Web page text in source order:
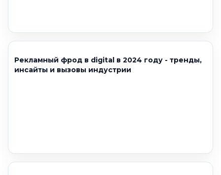
Рекламный фрод в digital в 2024 году - тренды,
инсайты и вызовы индустрии